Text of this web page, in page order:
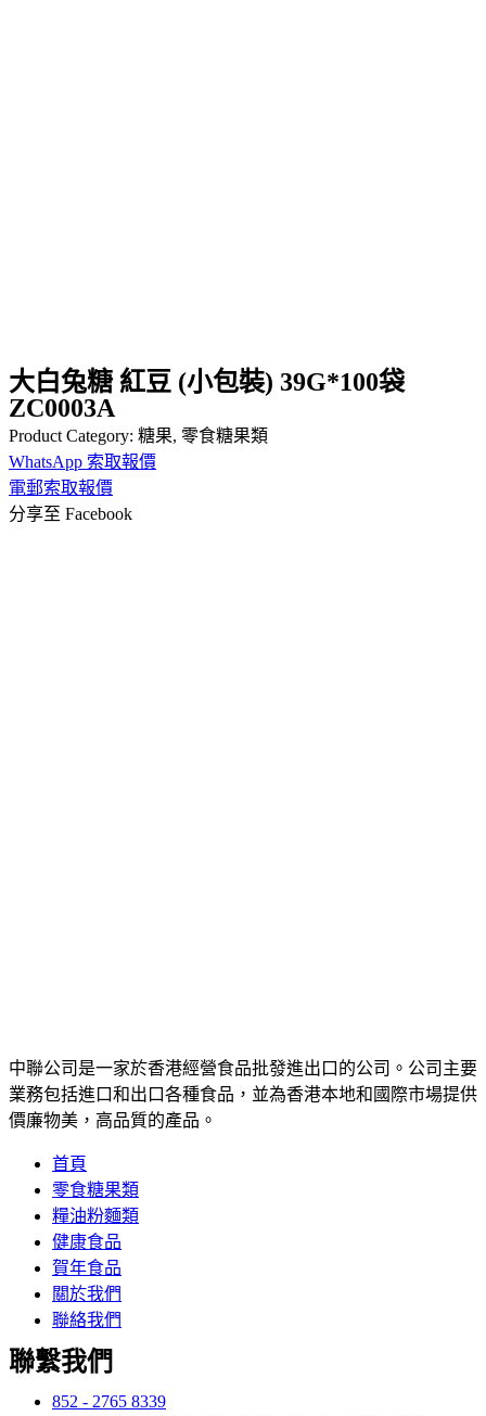
大白兔糖 紅豆 (小包裝) 39G*100袋
ZC0003A
Product Category: 糖果, 零食糖果類
WhatsApp 索取報價
電郵索取報價
分享至 Facebook
中聯公司是一家於香港經營食品批發進出口的公司。公司主要
業務包括進口和出口各種食品，並為香港本地和國際市場提供
價廉物美，高品質的產品。
首頁
零食糖果類
糧油粉麵類
健康食品
賀年食品
關於我們
聯絡我們
聯繫我們
852 - 2765 8339